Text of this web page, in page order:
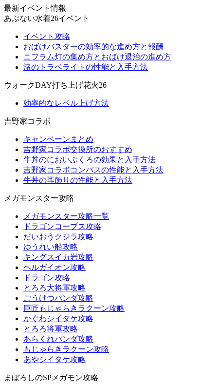
最新イベント情報
あぶない水着26イベント
イベント攻略
おばけバスターの効率的な進め方と報酬
ニフラム灯の集め方とおばけ退治の進め方
渚のトラベライトの性能と入手方法
ウォークDAY打ち上げ花火26
効率的なレベル上げ方法
吉野家コラボ
キャンペーンまとめ
吉野家コラボ交換所のおすすめ
牛丼のにおいぶくろの効果と入手方法
吉野家コラボコンパスの性能と入手方法
牛丼の耳飾りの性能と入手方法
メガモンスター攻略
メガモンスター攻略一覧
ドラゴンコープス攻略
だいおうクジラ攻略
ゆうれい船攻略
キングスイカ岩攻略
ヘルガイオン攻略
ドラゴン攻略
とろろ大将軍攻略
ごうけつパンダ攻略
巨匠もじゃらきラクーン攻略
かぐわシイタケ攻略
とろろ将軍攻略
あらくれパンダ攻略
もじゃらきラクーン攻略
あやシイタケ攻略
まぼろしのSPメガモン攻略